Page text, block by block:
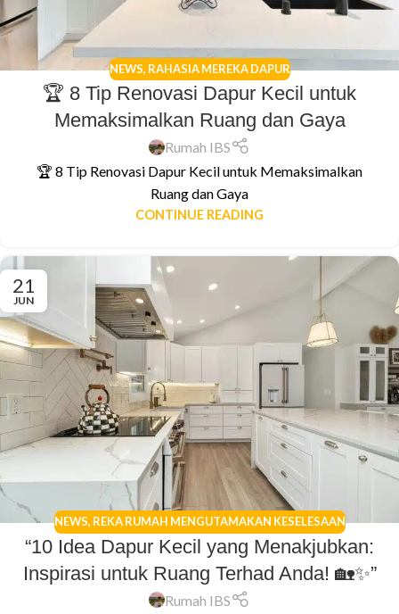
NEWS, RAHASIA MEREKA DAPUR
🏆 8 Tip Renovasi Dapur Kecil untuk
Memaksimalkan Ruang dan Gaya
Rumah IBS
🏆 8 Tip Renovasi Dapur Kecil untuk Memaksimalkan
Ruang dan Gaya
CONTINUE READING
21
JUN
NEWS, REKA RUMAH MENGUTAMAKAN KESELESAAN
“10 Idea Dapur Kecil yang Menakjubkan:
Inspirasi untuk Ruang Terhad Anda! 🏡✨”
Rumah IBS